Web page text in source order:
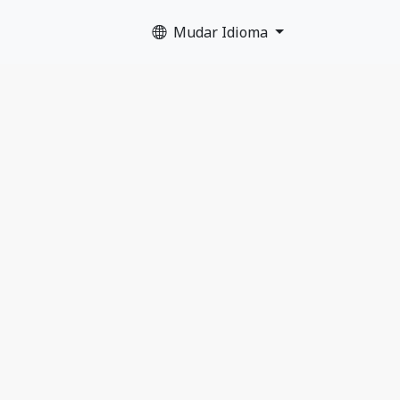
Mudar Idioma